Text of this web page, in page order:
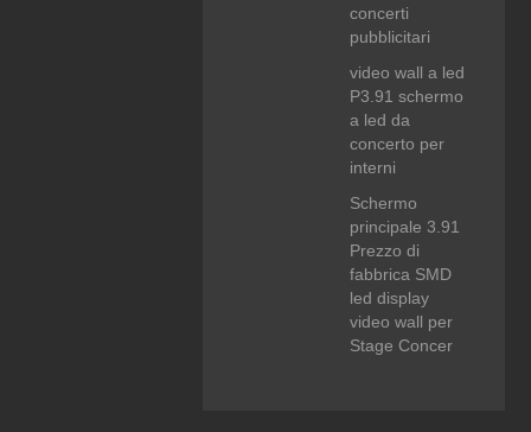
concerti
pubblicitari
video wall a led
P3.91 schermo
a led da
concerto per
interni
Schermo
principale 3.91
Prezzo di
fabbrica SMD
led display
video wall per
Stage Concer